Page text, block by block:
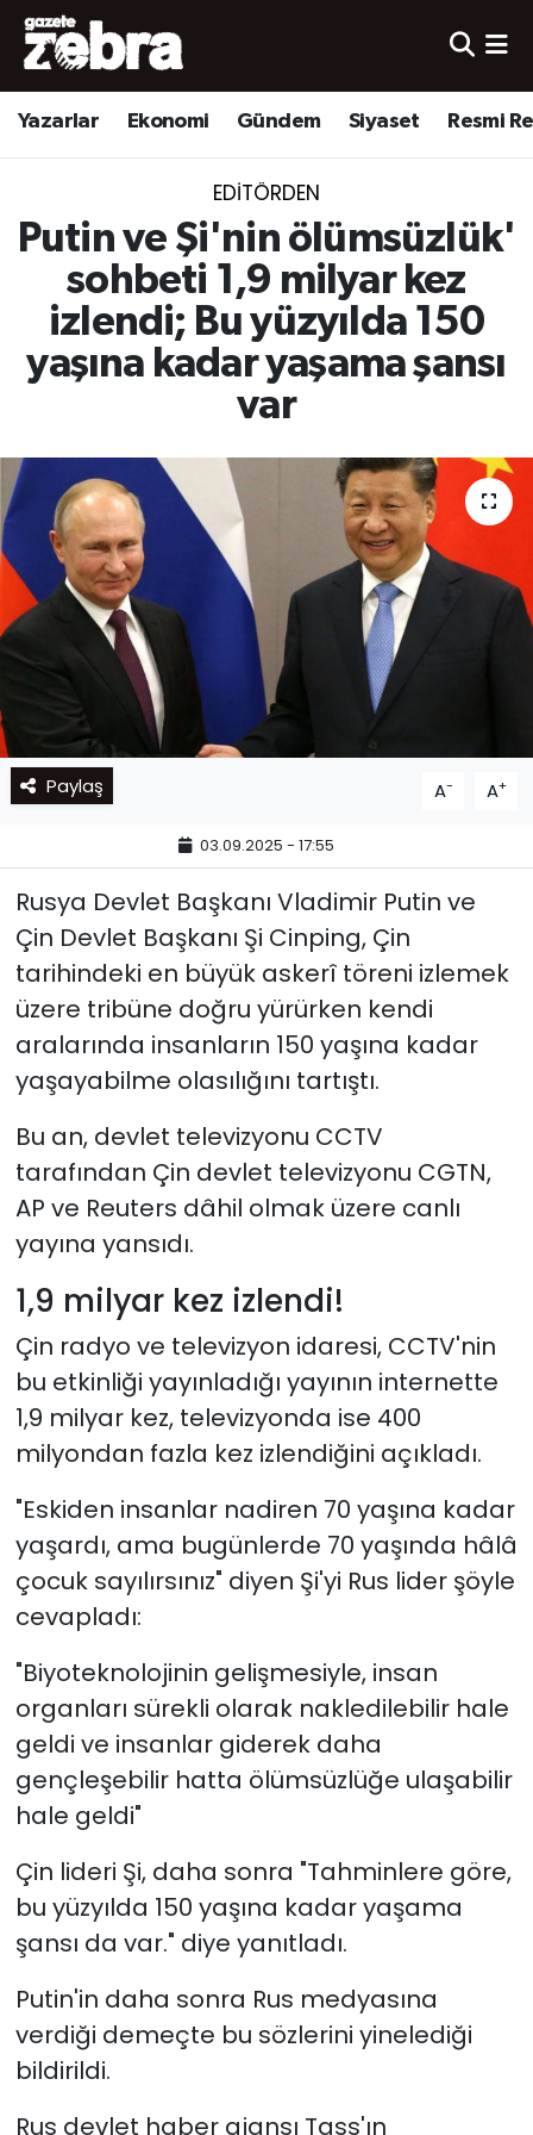
Yazarlar Ekonomi Gündem Siyaset Resmi
EDITÖRDEN
Putin ve Şi'nin ölümsüzlük'
sohbeti 1,9 milyar kez
izlendi; Bu yüzyılda 150
yaşına kadar yaşama şansı
var
Paylaş A- A+
03.09.2025 - 17:55
Rusya Devlet Başkanı Vladimir Putin ve
Çin Devlet Başkanı Şi Cinping, Çin
tarihindeki en büyük askerî töreni izlemek
üzere tribüne doğru yürürken kendi
aralarında insanların 150 yaşına kadar
yaşayabilme olasılığını tartıştı.
Bu an, devlet televizyonu CCTV
tarafından Çin devlet televizyonu CGTN,
AP ve Reuters dâhil olmak üzere canlı
yayına yansıdı.
1,9 milyar kez izlendi!
Çin radyo ve televizyon idaresi, CCTV'nin
bu etkinliği yayınladığı yayının internette
1,9 milyar kez, televizyonda ise 400
milyondan fazla kez izlendiğini açıkladı.
"Eskiden insanlar nadiren 70 yaşına kadar
yaşardı, ama bugünlerde 70 yaşında hâlâ
çocuk sayılırsınız" diyen Şi'yi Rus lider şöyle
cevapladı:
"Biyoteknolojinin gelişmesiyle, insan
organları sürekli olarak nakledilebilir hale
geldi ve insanlar giderek daha
gençleşebilir hatta ölümsüzlüğe ulaşabilir
hale geldi"
Çin lideri Şi, daha sonra "Tahminlere göre,
bu yüzyılda 150 yaşına kadar yaşama
şansı da var." diye yanıtladı.
Putin'in daha sonra Rus medyasına
verdiği demeçte bu sözlerini yinelediği
bildirildi.
Rus devlet haber ajansı Tass'ın
Yazarlar
Ekonomi
Yerel
Spor
Nöbetçi Eczaneler
Hava Durumu
Süper Lig Puan Durumu ve Fikstür
Tüm Manşetler
Son Dakika Haberleri
Haber Arşivi